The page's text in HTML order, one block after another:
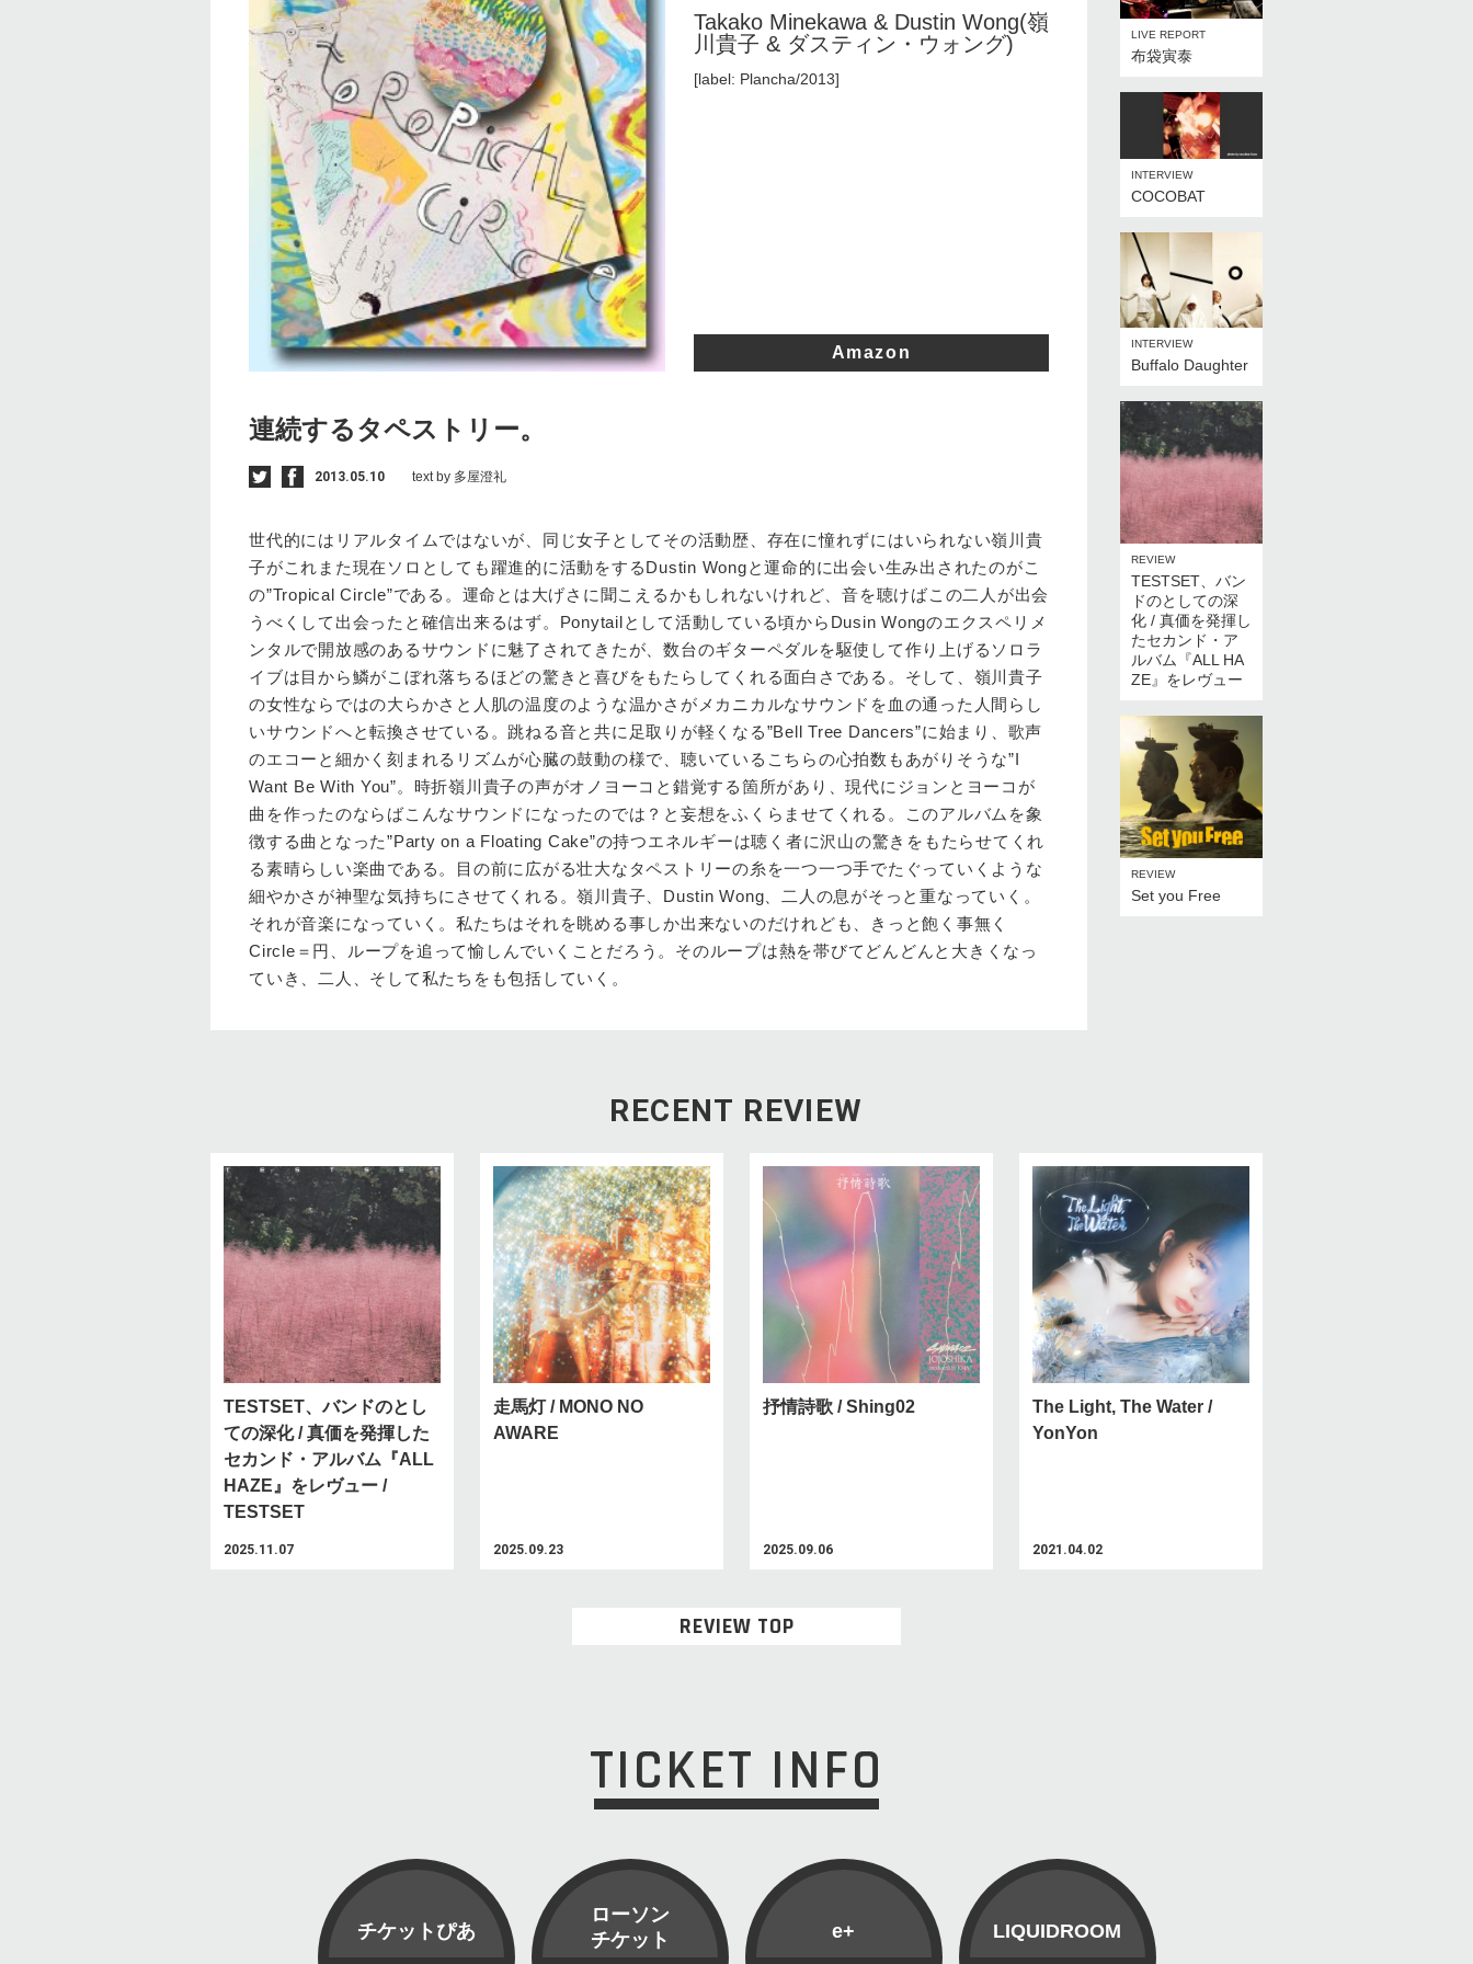
Takako Minekawa & Dustin Wong(嶺
川貴子 & ダスティン・ウォング)
[label: Plancha/2013]
Amazon
連続するタペストリー。
2013.05.10 text by 多屋澄礼
世代的にはリアルタイムではないが、同じ女子としてその活動歴、存在に憧れずにはいられない嶺川貴
子がこれまた現在ソロとしても躍進的に活動をするDustin Wongと運命的に出会い生み出されたのがこ
の”Tropical Circle”である。運命とは大げさに聞こえるかもしれないけれど、音を聴けばこの二人が出会
うべくして出会ったと確信出来るはず。Ponytailとして活動している頃からDusin Wongのエクスペリメ
ンタルで開放感のあるサウンドに魅了されてきたが、数台のギターペダルを駆使して作り上げるソロラ
イブは目から鱗がこぼれ落ちるほどの驚きと喜びをもたらしてくれる面白さである。そして、嶺川貴子
の女性ならではの大らかさと人肌の温度のような温かさがメカニカルなサウンドを血の通った人間らし
いサウンドへと転換させている。跳ねる音と共に足取りが軽くなる”Bell Tree Dancers”に始まり、歌声
のエコーと細かく刻まれるリズムが心臓の鼓動の様で、聴いているこちらの心拍数もあがりそうな”I
Want Be With You”。時折嶺川貴子の声がオノヨーコと錯覚する箇所があり、現代にジョンとヨーコが
曲を作ったのならばこんなサウンドになったのでは？と妄想をふくらませてくれる。このアルバムを象
徴する曲となった”Party on a Floating Cake”の持つエネルギーは聴く者に沢山の驚きをもたらせてくれ
る素晴らしい楽曲である。目の前に広がる壮大なタペストリーの糸を一つ一つ手でたぐっていくような
細やかさが神聖な気持ちにさせてくれる。嶺川貴子、Dustin Wong、二人の息がそっと重なっていく。
それが音楽になっていく。私たちはそれを眺める事しか出来ないのだけれども、きっと飽く事無く
Circle＝円、ループを追って愉しんでいくことだろう。そのループは熱を帯びてどんどんと大きくなっ
ていき、二人、そして私たちをも包括していく。
LIVE REPORT
布袋寅泰
INTERVIEW
COCOBAT
INTERVIEW
Buffalo Daughter
REVIEW
TESTSET、バン
ドのとしての深
化 / 真価を発揮し
たセカンド・ア
ルバム『ALL HA
ZE』をレヴュー
REVIEW
Set you Free
RECENT REVIEW
TESTSET、バンドのとし
ての深化 / 真価を発揮した
セカンド・アルバム『ALL
HAZE』をレヴュー /
TESTSET
2025.11.07
走馬灯 / MONO NO
AWARE
2025.09.23
抒情詩歌 / Shing02
2025.09.06
The Light, The Water /
YonYon
2021.04.02
REVIEW TOP
TICKET INFO
チケットぴあ
ローソン
チケット
e+ LIQUIDROOM